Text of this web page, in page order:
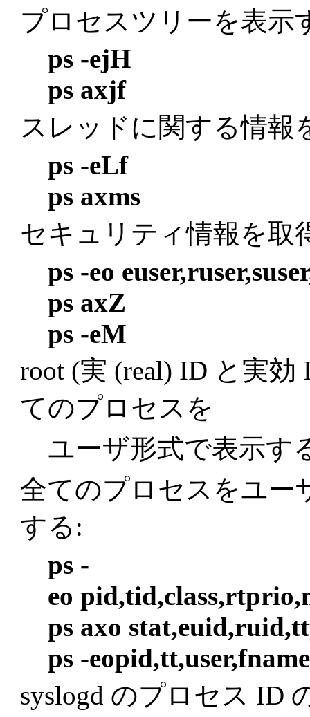
プロセスツリーを表示
ps -ejH
ps axjf
スレッドに関する情報
ps -eLf
ps axms
セキュリティ情報を取
ps -eo
ps axZ
ps -eM
root (実 (real) ID と実
てのプロセスを
ユーザ形式で表示す
全てのプロセスをユー
する:
ps -
eo
ps axo
ps -
syslogd のプロセス ID